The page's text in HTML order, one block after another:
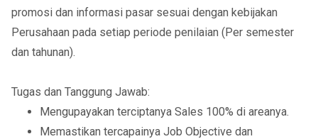
promosi dan informasi pasar sesuai dengan kebijakan
Perusahaan pada setiap periode penilaian (Per semester
dan tahunan).
Tugas dan Tanggung Jawab:
Mengupayakan terciptanya Sales 100% di areanya.
Memastikan tercapainya Job Objective dan